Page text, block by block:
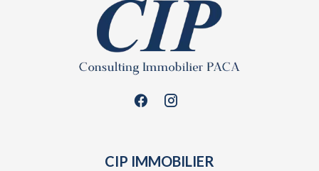
CIP IMMOBILIER